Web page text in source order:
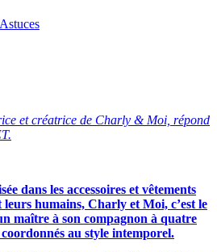
et créatrice de Charly & Moi, répond
dans les accessoires et vêtements
humains, Charly et Moi, c’est le
maître à son compagnon à quatre
au style intemporel.